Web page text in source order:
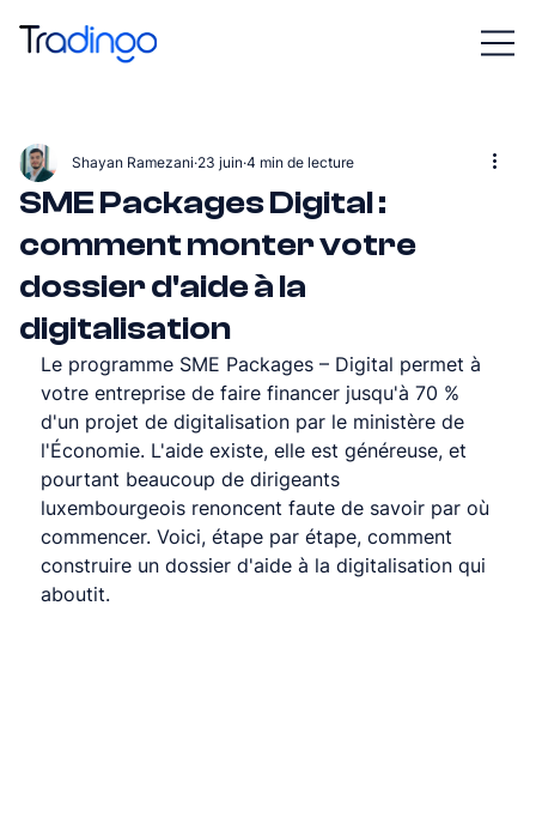
SME Packages Digital :
comment monter votre
dossier d'aide à la
digitalisation
Shayan Ramezani 23 juin 4 min de lecture
Le programme SME Packages – Digital permet à
votre entreprise de faire financer jusqu'à 70 %
d'un projet de digitalisation par le ministère de
l'Économie. L'aide existe, elle est généreuse, et
pourtant beaucoup de dirigeants
luxembourgeois renoncent faute de savoir par où
commencer. Voici, étape par étape, comment
construire un dossier d'aide à la digitalisation qui
aboutit.